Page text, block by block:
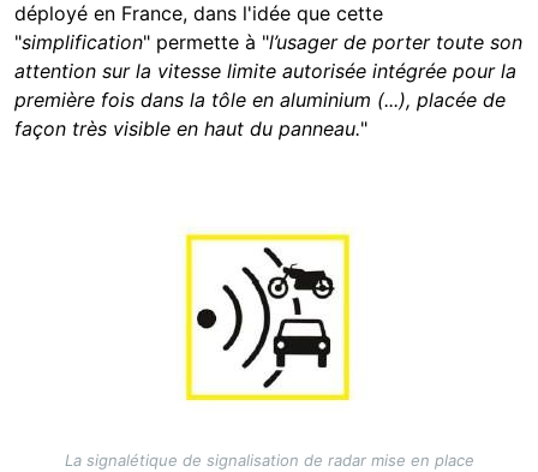
déployé en France, dans l'idée que cette
"simplification" permette à "l’usager de porter toute son
attention sur la vitesse limite autorisée intégrée pour la
première fois dans la tôle en aluminium (...), placée de
façon très visible en haut du panneau."
La signalétique de signalisation de radar mise en place